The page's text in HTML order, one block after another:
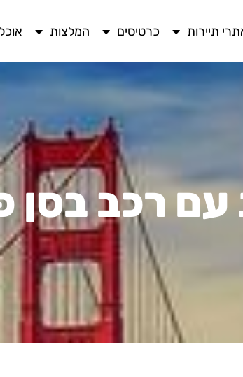
תיירות כרטיסים המלצות אוכל
עם רכב בסן